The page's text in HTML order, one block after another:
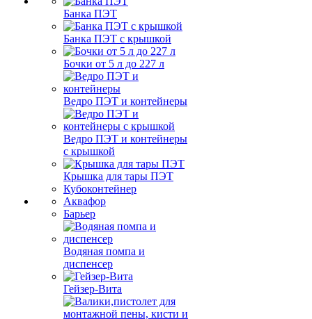
Банка ПЭТ
Банка ПЭТ с крышкой
Бочки от 5 л до 227 л
Ведро ПЭТ и контейнеры
Ведро ПЭТ и контейнеры
с крышкой
Крышка для тары ПЭТ
Кубоконтейнер
Аквафор
Барьер
Водяная помпа и
диспенсер
Гейзер-Вита